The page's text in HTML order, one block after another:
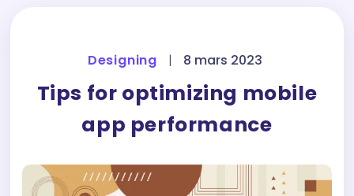
Designing | 8 mars 2023
Tips for optimizing mobile
app performance